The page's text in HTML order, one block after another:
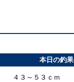
本日の釣果
４３～５３ｃｍ